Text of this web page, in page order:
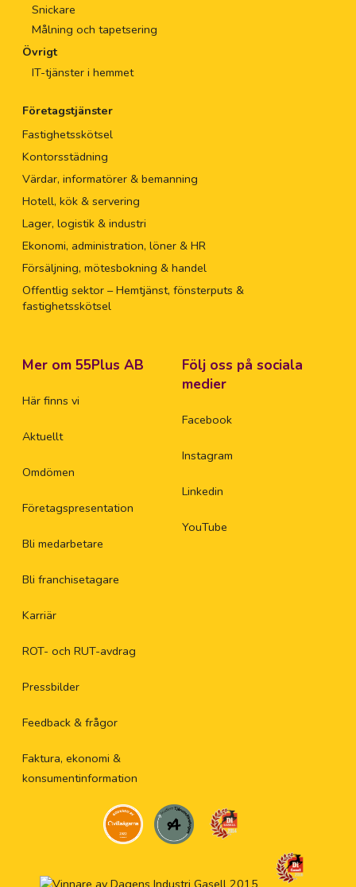
Snickare
Målning och tapetsering
Övrigt
IT-tjänster i hemmet
Företagstjänster
Fastighetsskötsel
Kontorsstädning
Värdar, informatörer & bemanning
Hotell, kök & servering
Lager, logistik & industri
Ekonomi, administration, löner & HR
Försäljning, mötesbokning & handel
Offentlig sektor – Hemtjänst, fönsterputs &
fastighetsskötsel
Mer om 55Plus AB
Här finns vi
Aktuellt
Omdömen
Företagspresentation
Bli medarbetare
Bli franchisetagare
Karriär
ROT- och RUT-avdrag
Pressbilder
Feedback & frågor
Faktura, ekonomi &
konsumentinformation
Följ oss på sociala
medier
Facebook
Instagram
Linkedin
YouTube